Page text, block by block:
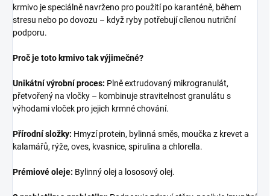
krmivo je speciálně navrženo pro použití po karanténě, během
stresu nebo po dovozu – když ryby potřebují cílenou nutriční
podporu.
Proč je toto krmivo tak výjimečné?
Unikátní výrobní proces: Plně extrudovaný mikrogranulát,
přetvořený na vločky – kombinuje stravitelnost granulátu s
výhodami vloček pro jejich krmné chování.
Přírodní složky: Hmyzí protein, bylinná směs, moučka z krevet a
kalamářů, rýže, oves, kvasnice, spirulina a chlorella.
Prémiové oleje: Bylinný olej a lososový olej.